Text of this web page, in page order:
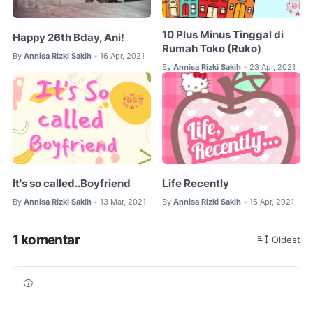
Happy 26th Bday, Ani!
By Annisa Rizki Sakih • 16 Apr, 2021
10 Plus Minus Tinggal di
Rumah Toko (Ruko)
By Annisa Rizki Sakih • 23 Apr, 2021
It's so called..Boyfriend
By Annisa Rizki Sakih • 13 Mar, 2021
Life Recently
By Annisa Rizki Sakih • 16 Apr, 2021
1 komentar Oldest